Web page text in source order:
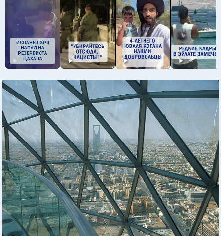
ИСПАНЕЦ ЗРЯ
НАПАЛ НА
РЕЗЕРВИСТА
ЦАХАЛА